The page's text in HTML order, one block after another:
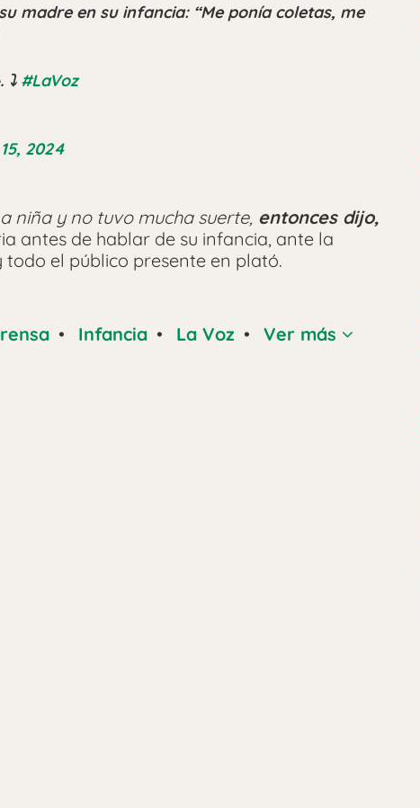
madre en su infancia: “Me ponía coletas, me
⤵️ #LaVoz
2024
niña y no tuvo mucha suerte, entonces dijo,
antes de hablar de su infancia, ante la
el público presente en plató.
• Infancia • La Voz • Ver más